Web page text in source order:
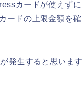
カードが使えずに
ードの上限金額を確
発生すると思います